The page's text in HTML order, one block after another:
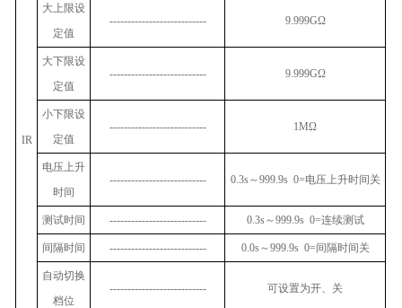
IR
大上限设
定值
--------------------------- 9.999GΩ
大下限设
定值
--------------------------- 9.999GΩ
小下限设
定值
--------------------------- 1MΩ
电压上升
时间
--------------------------- 0.3s～999.9s 0=电压上升时间关
测试时间 --------------------------- 0.3s～999.9s 0=连续测试
间隔时间 --------------------------- 0.0s～999.9s 0=间隔时间关
自动切换
档位
--------------------------- 可设置为开、关